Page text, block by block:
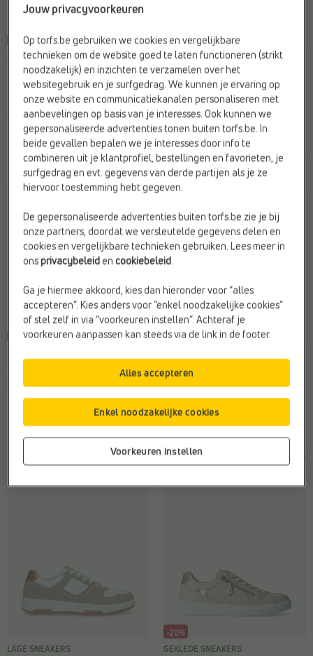
-50%
LAGE SNEAKERS
Sprox
Vorige laagste prijs:
€ 29,98
€
59,95
€
29,98
Materiaal:Stof
Merk:Sprox
Web-Only:Nee
-45%
LAGE SNEAKERS
CEMI
Vorige laagste prijs:
€ 32,9759,95 32,97
Kleur:Beige
Materiaal:Stof
Sluiting:Veter
-45%
Tamaris
€
89,95 49,47
Geschikt voor steunzolen:Ja
Materiaal:Stof
Chunky sneakers
-30%
SJ
Vorige laagste prijs:
Draagcomfort:Ademend
Kleur:Beige
Web-Only:Nee
LAGE SNEAKERS
-20%
GEKLEDE SNEAKERS
Jouw privacyvoorkeuren
Op torfs.be gebruiken we cookies en vergelijkbare
technieken om de website goed te laten functioneren (strikt
noodzakelijk) en inzichten te verzamelen over het
websitegebruik en je surfgedrag. We kunnen je ervaring op
onze website en communicatiekanalen personaliseren met
aanbevelingen op basis van je interesses. Ook kunnen we
gepersonaliseerde advertenties tonen buiten torfs.be. In
beide gevallen bepalen we je interesses door info te
combineren uit je klantprofiel, bestellingen en favorieten, je
surfgedrag en evt. gegevens van derde partijen als je ze
hiervoor toestemming hebt gegeven.
De gepersonaliseerde advertenties buiten torfs.be zie je bij
onze partners, doordat we versleutelde gegevens delen en
cookies en vergelijkbare technieken gebruiken. Lees meer in
onsprivacybeleidencookiebeleid.
Ga je hiermee akkoord, kies dan hieronder voor “alles
accepteren”. Kies anders voor “enkel noodzakelijke cookies”
of stel zelf in via “voorkeuren instellen”. Achteraf je
voorkeuren aanpassen kan steeds via de link in de footer.
Voorkeuren instellen
Enkel noodzakelijke cookies
Alles accepteren